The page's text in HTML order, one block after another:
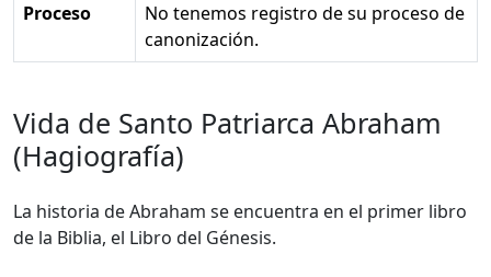
Proceso
No tenemos registro de su proceso de
canonización.
Vida de Santo Patriarca Abraham
(Hagiografía)
La historia de Abraham se encuentra en el primer libro
de la Biblia, el Libro del Génesis.